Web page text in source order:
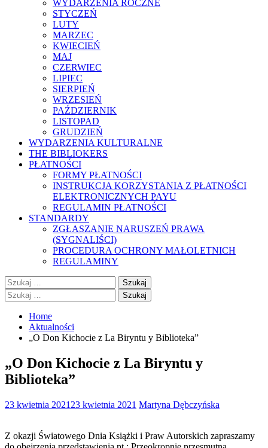
WYDARZENIA ROCZNE
STYCZEŃ
LUTY
MARZEC
KWIECIEŃ
MAJ
CZERWIEC
LIPIEC
SIERPIEŃ
WRZESIEŃ
PAŹDZIERNIK
LISTOPAD
GRUDZIEŃ
WYDARZENIA KULTURALNE
THE BIBLIOKERS
PŁATNOŚCI
FORMY PŁATNOŚCI
INSTRUKCJA KORZYSTANIA Z PŁATNOŚCI
ELEKTRONICZNYCH PAYU
REGULAMIN PŁATNOŚCI
STANDARDY
ZGŁASZANIE NARUSZEŃ PRAWA
(SYGNALIŚCI)
PROCEDURA OCHRONY MAŁOLETNICH
REGULAMINY
Szukaj:
Szukaj:
Home
Aktualności
„O Don Kichocie z La Biryntu y Biblioteka”
„O Don Kichocie z La Biryntu y
Biblioteka”
23 kwietnia 2021 23 kwietnia 2021 Martyna Dębczyńska
Z okazji Światowego Dnia Książki i Praw Autorskich zapraszamy